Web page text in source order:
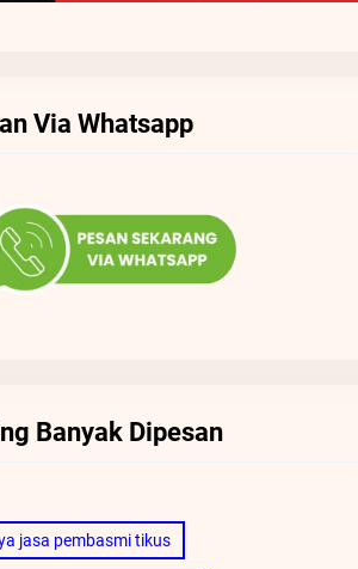
Via Whatsapp
Banyak Dipesan
jasa pembasmi tikus